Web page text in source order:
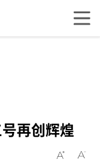
再创辉煌